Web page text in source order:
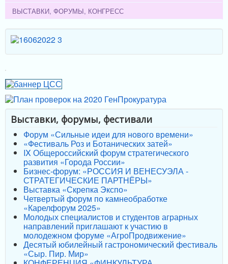
ВЫСТАВКИ, ФОРУМЫ, КОНГРЕСС
Выставки, форумы, фестивали
Форум «Сильные идеи для нового времени»
«Фестиваль Роз и Ботанических затей»
IX Общероссийский форум стратегического
развития «Города России»
Бизнес-форум: «РОССИЯ И ВЕНЕСУЭЛА -
СТРАТЕГИЧЕСКИЕ ПАРТНЁРЫ»
Выставка «Скрепка Экспо»
Четвертый форум по камнеобработке
«Карелфорум 2025»
Молодых специалистов и студентов аграрных
направлений приглашают к участию в
молодежном форуме «АгроПродвижение»
Десятый юбилейный гастрономический фестиваль
«Сыр. Пир. Мир»